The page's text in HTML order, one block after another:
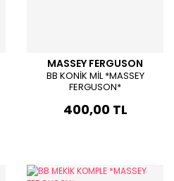
MASSEY FERGUSON
BB KONİK MİL *MASSEY
FERGUSON*
400,00 TL